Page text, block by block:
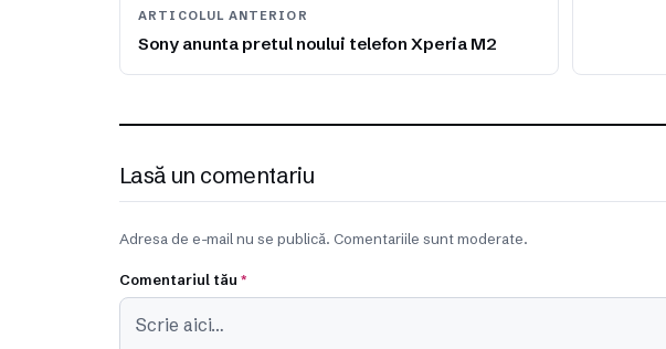
ARTICOLUL ANTERIOR
Sony anunta pretul noului telefon Xperia M2
Lasă un comentariu
Adresa de e-mail nu se publică. Comentariile sunt moderate.
Comentariul tău *